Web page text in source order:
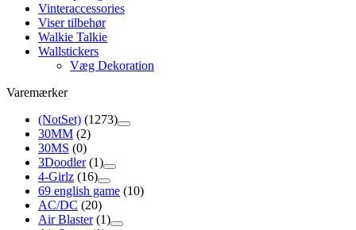
Vinteraccessories
Viser tilbehør
Walkie Talkie
Wallstickers
Væg Dekoration
Varemærker
(NotSet) (1273)
30MM (2)
30MS (0)
3Doodler (1)
4-Girlz (16)
69 english game (10)
AC/DC (20)
Air Blaster (1)